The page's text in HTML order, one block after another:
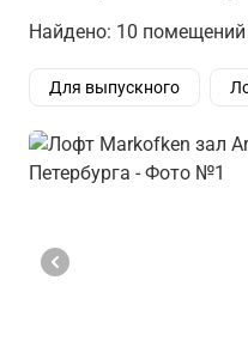
Найдено: 10 помещений
Для выпускного